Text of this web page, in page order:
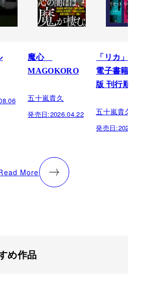
魔心
MAGOKORO
五十嵐貴久
発売日:2026.04.22
「リカ」シ
電子書籍限
版 刊行順
五十嵐貴久
発売日:
More
め作品